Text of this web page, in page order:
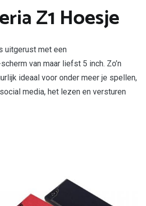
Z1 Hoesje
uitgerust met een
van maar liefst 5 inch. Zo’n
ideaal voor onder meer je spellen,
media, het lezen en versturen